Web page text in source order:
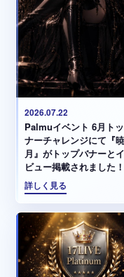
2026.07.22
Palmuイベント 6月ト
ナーチャレンジにて『
月』がトップバナーと
ビュー掲載されました！
詳しく見る